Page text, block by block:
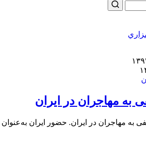
به مهاجران در ایران
به مهاجران در ایران. حضور ایران